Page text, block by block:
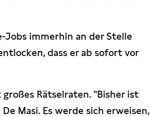
immerhin an der Stelle
dass er ab sofort vor
Rätselraten. "Bisher ist
Masi. Es werde sich erweisen,